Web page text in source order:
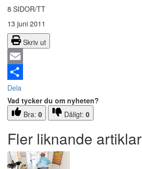
8 SIDOR/TT
13 juni 2011
Skriv ut
Email
Dela
Vad tycker du om nyheten?
Bra: 0 Dåligt: 0
Fler liknande artiklar